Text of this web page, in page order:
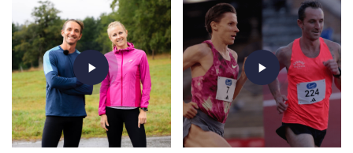
play_arrow play_arrow